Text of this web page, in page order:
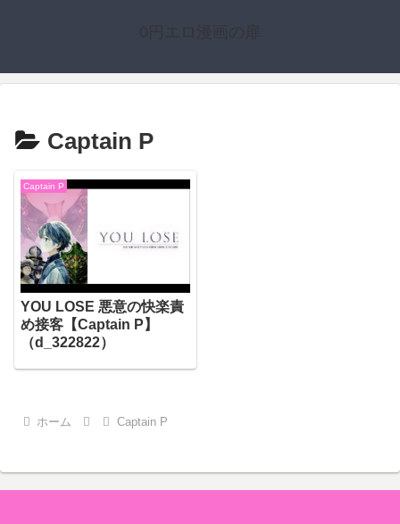
0円エロ漫画の扉
Captain P
Captain P
YOU LOSE 悪意の快楽責
め接客【Captain P】
（d_322822）
ホーム Captain P